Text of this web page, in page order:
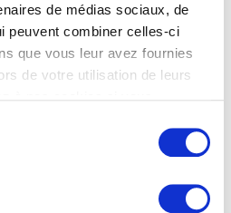
de médias sociaux, de
peuvent combiner celles-ci
que vous leur avez fournies
de votre utilisation de leurs